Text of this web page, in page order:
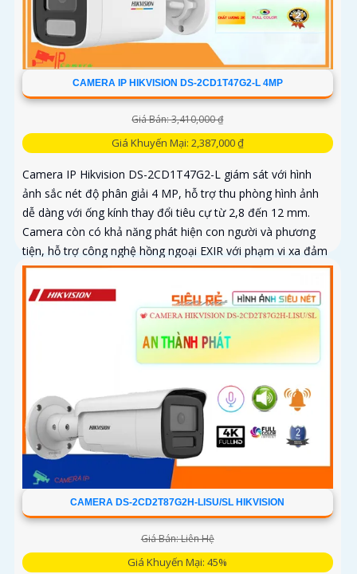
CAMERA IP HIKVISION DS-2CD1T47G2-L 4MP
Giá Bán: 3,410,000 ₫
Giá Khuyến Mại: 2,387,000 ₫
Camera IP Hikvision DS-2CD1T47G2-L giám sát với hình
ảnh sắc nét độ phân giải 4 MP, hỗ trợ thu phòng hình ảnh
dễ dàng với ống kính thay đổi tiêu cự từ 2,8 đến 12 mm.
Camera còn có khả năng phát hiện con người và phương
tiện, hỗ trợ công nghệ hồng ngoại EXIR với phạm vi xa đảm
bảo quan sát an ninh hiệu quả
CAMERA DS-2CD2T87G2H-LISU/SL HIKVISION
Giá Bán: Liên Hệ
Giá Khuyến Mại: 45%